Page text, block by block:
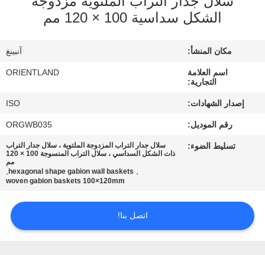
المعمل
مراقبة
الجودة
اطلب
اقتباس
الشكل سداسية 100 × 120 مم
مكان المنشأ: آنبينغ
اسم العلامة
التجارية:
ORIENTLAND
إصدار الشهادات: ISO
رقم الموديل: ORGWB035
تسليط الضوء:
سلال جدار التراب المزدوجة الملتوية ، سلال جدار التراب
ذات الشكل السداسي ، سلال التراب المنسوجة 100 × 120
مم
,
hexagonal shape gabion wall baskets
,
woven gabion baskets 100×120mm
اتصل بنا!